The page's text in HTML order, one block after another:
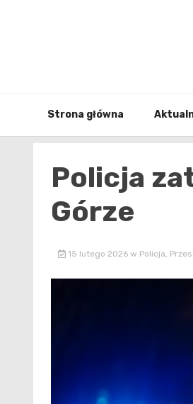
Strona główna
Policja
Górze
15 lutego 2026 w Policja,